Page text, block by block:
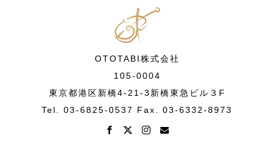
OTOTABI株式会社
105-0004
東京都港区新橋4-21-3新橋東急ビル３F
Tel. 03-6825-0537 Fax. 03-6332-8973